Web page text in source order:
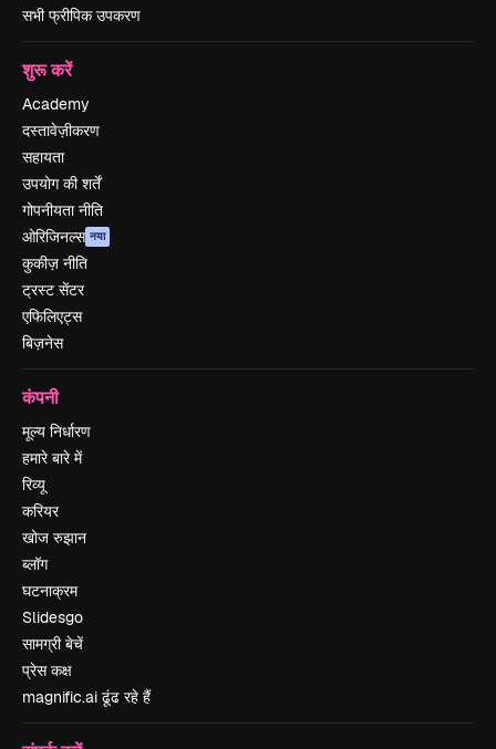
सभी फ्रीपिक उपकरण
शुरू करें
Academy
दस्तावेज़ीकरण
सहायता
उपयोग की शर्तें
गोपनीयता नीति
ओरिजिनल्स नया
कुकीज़ नीति
ट्रस्ट सेंटर
एफिलिएट्स
बिज़नेस
कंपनी
मूल्य निर्धारण
हमारे बारे में
रिव्यू
करियर
खोज रुझान
ब्लॉग
घटनाक्रम
Slidesgo
सामग्री बेचें
प्रेस कक्ष
magnific.ai ढूंढ रहे हैं